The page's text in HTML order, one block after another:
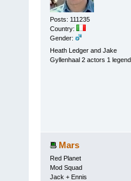
Posts: 111235
Country:
Gender:
Heath Ledger and Jake
Gyllenhaal 2 actors 1 legend
Mars
Red Planet
Mod Squad
Jack + Ennis